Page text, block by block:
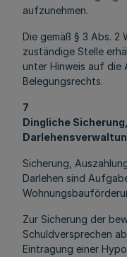
aufzunehmen.
Die gemäß § 3 Abs. 2
zuständige Stelle
unter Hinweis auf die
Belegungsrechts.
7
Dingliche
Sicherung,
Darlehen sind
Zur Sicherung der
Schuldversprechen
Eintragung einer